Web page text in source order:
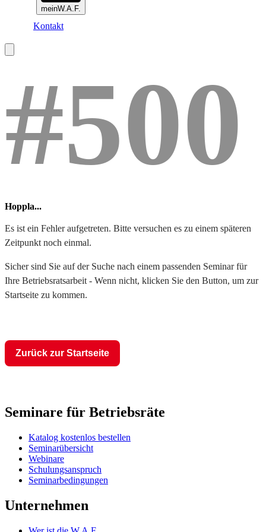
meinW.A.F.
Kontakt
#500
Hoppla...
Es ist ein Fehler aufgetreten. Bitte versuchen es zu einem späteren
Zeitpunkt noch einmal.
Sicher sind Sie auf der Suche nach einem passenden Seminar für
Ihre Betriebsratsarbeit - Wenn nicht, klicken Sie den Button, um zur
Startseite zu kommen.
Zurück zur Startseite
Seminare für Betriebsräte
Katalog kostenlos bestellen
Seminarübersicht
Webinare
Schulungsanspruch
Seminarbedingungen
Unternehmen